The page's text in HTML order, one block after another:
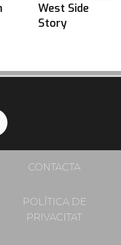
West Side
Story
CONTACTA
POLÍTICA DE
PRIVACITAT